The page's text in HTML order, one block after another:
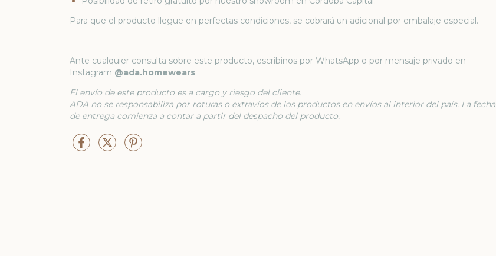
Para que el producto llegue en perfectas condiciones, se cobrará un adicional por embalaje especial.
Ante cualquier consulta sobre este producto, escribinos por WhatsApp o por mensaje privado en
Instagram @ada.homewears.
El envío de este producto es a cargo y riesgo del cliente.
ADA no se responsabiliza por roturas o extravíos de los productos en envíos al interior del país. La fecha
de entrega comienza a contar a partir del despacho del producto.